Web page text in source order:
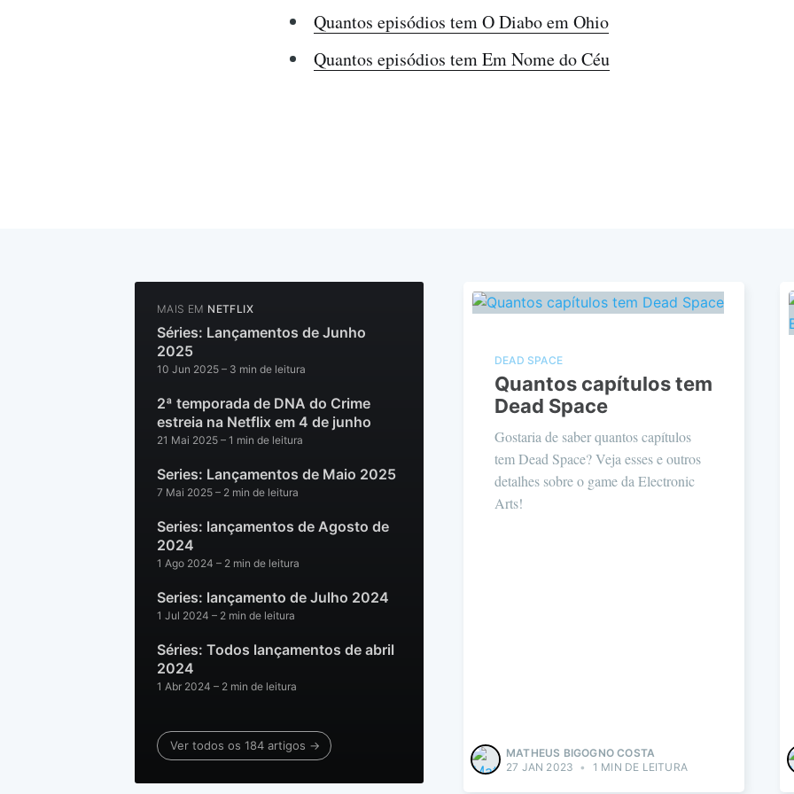
Quantos episódios tem O Diabo em Ohio
Quantos episódios tem Em Nome do Céu
MAIS EM NETFLIX
Séries: Lançamentos de Junho
2025
10 Jun 2025 – 3 min de leitura
2ª temporada de DNA do Crime
estreia na Netflix em 4 de junho
21 Mai 2025 – 1 min de leitura
Series: Lançamentos de Maio 2025
7 Mai 2025 – 2 min de leitura
Series: lançamentos de Agosto de
2024
1 Ago 2024 – 2 min de leitura
Series: lançamento de Julho 2024
1 Jul 2024 – 2 min de leitura
Séries: Todos lançamentos de abril
2024
1 Abr 2024 – 2 min de leitura
Ver todos os 184 artigos →
DEAD SPACE
Quantos capítulos tem
Dead Space
Gostaria de saber quantos capítulos
tem Dead Space? Veja esses e outros
detalhes sobre o game da Electronic
Arts!
MATHEUS BIGOGNO COSTA
27 JAN 2023 • 1 MIN DE LEITURA